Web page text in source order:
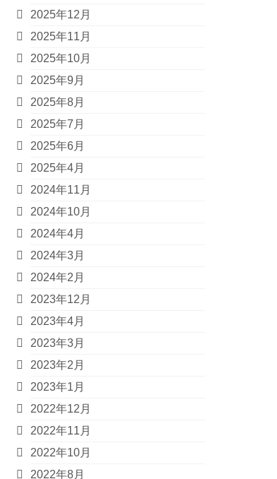
2025年12月
2025年11月
2025年10月
2025年9月
2025年8月
2025年7月
2025年6月
2025年4月
2024年11月
2024年10月
2024年4月
2024年3月
2024年2月
2023年12月
2023年4月
2023年3月
2023年2月
2023年1月
2022年12月
2022年11月
2022年10月
2022年8月